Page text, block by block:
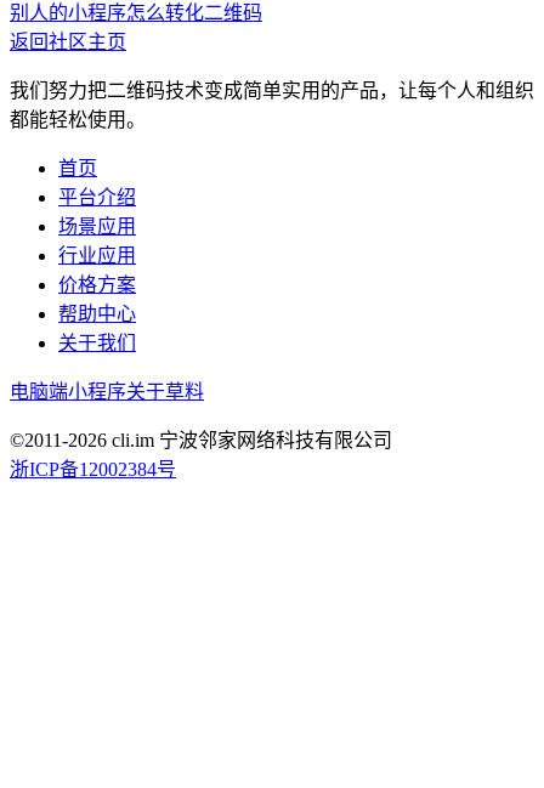
别人的小程序怎么转化二维码
返回社区主页
我们努力把二维码技术变成简单实用的产品，让每个人和组织
都能轻松使用。
首页
平台介绍
场景应用
行业应用
价格方案
帮助中心
关于我们
电脑端小程序关于草料
©2011-2026 cli.im 宁波邻家网络科技有限公司
浙ICP备12002384号